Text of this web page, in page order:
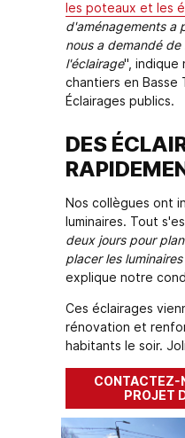
les poteaux et les
d'aménagements a
nous a demandé
l'éclairage", indique
chantiers en Basse
Éclairages publics.
DES
Nos collègues ont
luminaires. Tout
deux jours pour
placer les
explique notre
Ces éclairages
rénovation et
habitants le soir.
CONTACTEZ-
PROJET